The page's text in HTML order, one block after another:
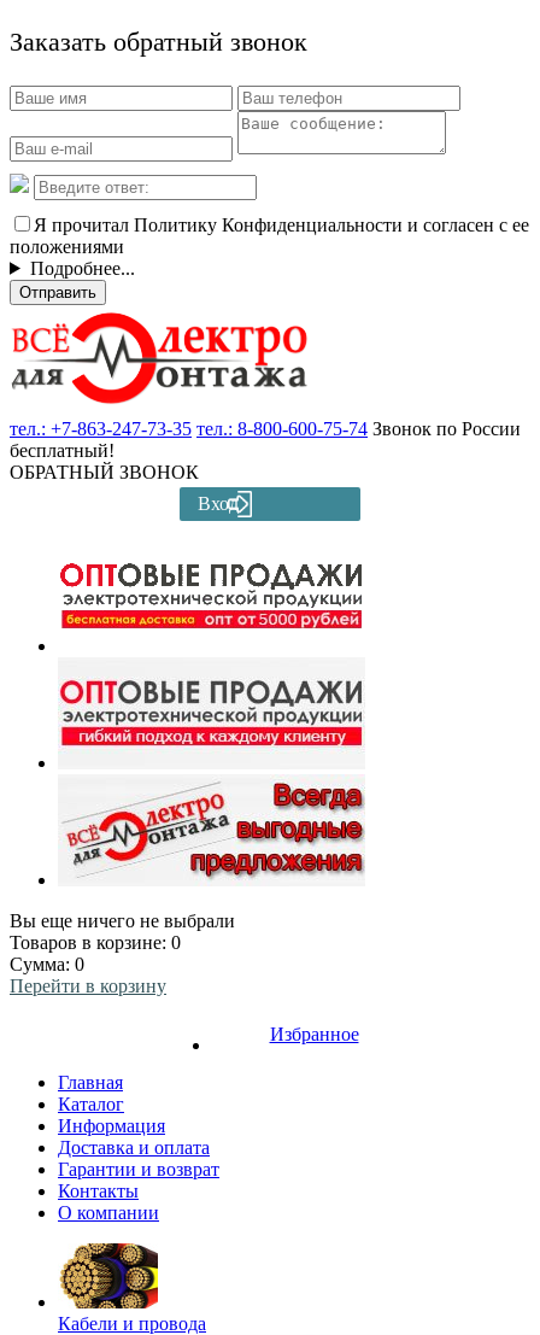
Заказать обратный звонок
Я прочитал Политику Конфиденциальности и согласен с ее
положениями
Подробнее...
Отправить
тел.: +7-863-247-73-35 тел.: 8-800-600-75-74 Звонок по России
бесплатный!
ОБРАТНЫЙ ЗВОНОК
Вход
Вы еще ничего не выбрали
Товаров в корзине: 0
Сумма: 0
Перейти в корзину
Избранное
Главная
Каталог
Информация
Доставка и оплата
Гарантии и возврат
Контакты
О компании
Кабели и провода